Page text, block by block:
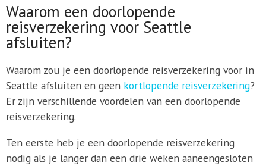
Waarom een doorlopende
reisverzekering voor Seattle
afsluiten?
Waarom zou je een doorlopende reisverzekering voor in
Seattle afsluiten en geen kortlopende reisverzekering?
Er zijn verschillende voordelen van een doorlopende
reisverzekering.
Ten eerste heb je een doorlopende reisverzekering
nodig als je langer dan een drie weken aaneengesloten